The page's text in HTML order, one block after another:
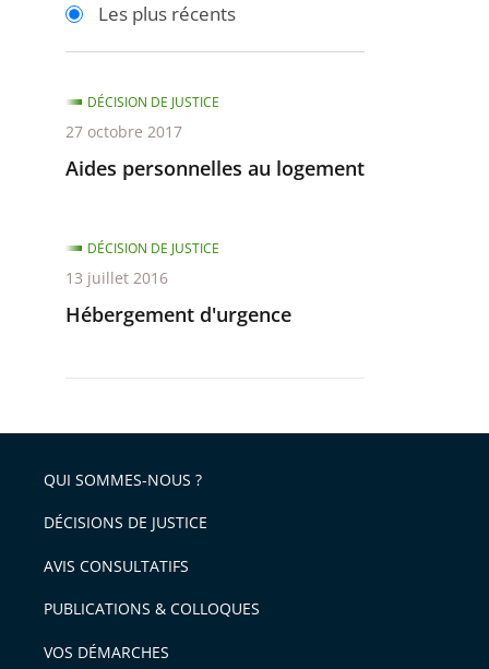
après
Les plus récents
Aides personnelles au logement
DÉCISION DE JUSTICE
27 octobre 2017
Hébergement d'urgence
DÉCISION DE JUSTICE
13 juillet 2016
QUI SOMMES-NOUS ?
DÉCISIONS DE JUSTICE
AVIS CONSULTATIFS
PUBLICATIONS & COLLOQUES
VOS DÉMARCHES